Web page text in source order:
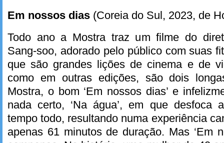
Em nossos dias (Coreia do Sul, 2023, de
Todo ano a Mostra traz um filme do
Sang-soo, adorado pelo público com suas
que são grandes lições de cinema e de
como em outras edições, são dois
Mostra, o bom ‘Em nossos dias’ e
nada certo, ‘Na água’, em que desfoca
tempo todo, resultando numa experiência
apenas 61 minutos de duração. Mas ‘Em